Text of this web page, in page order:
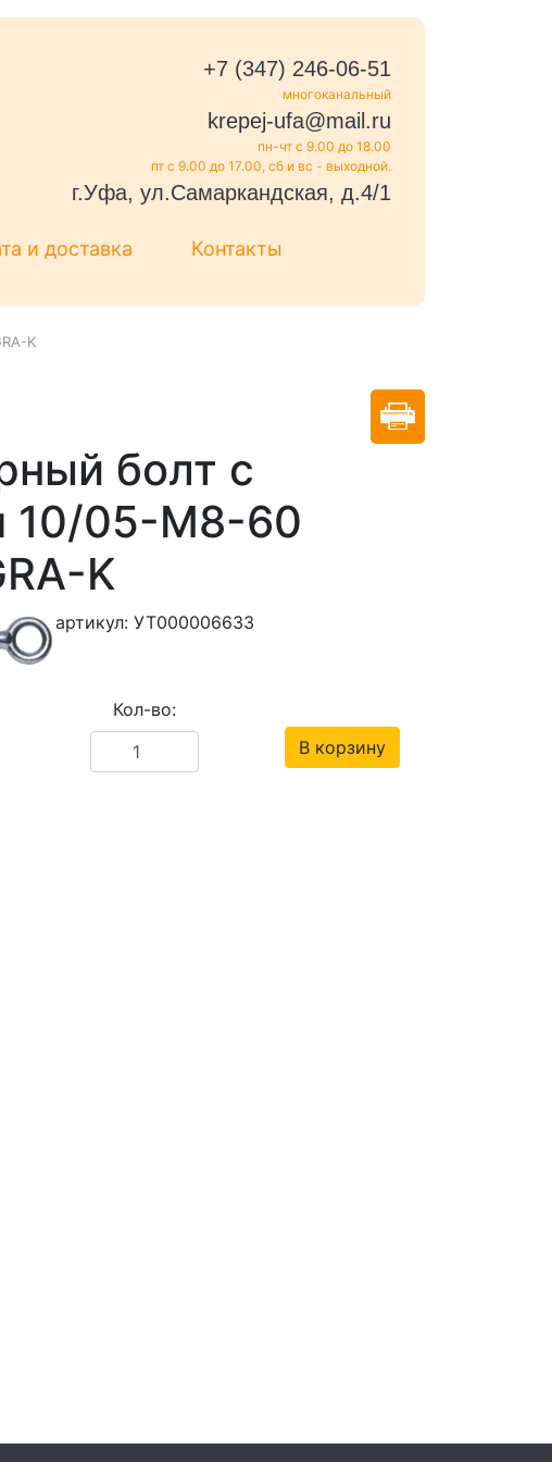
+7 (347) 246-06-51
многоканальный
krepej-ufa@mail.ru
пн-чт с 9.00 до 18.00
пт с 9.00 до 17.00, сб и вс - выходной.
г.Уфа, ул.Самаркандская, д.4/1
и доставка Контакты
K
болт с
10/05-М8-60
K
артикул: УТ000006633
Кол-во:
В корзину